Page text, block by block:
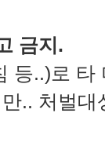
금지.
..)로 타
.. 처벌대